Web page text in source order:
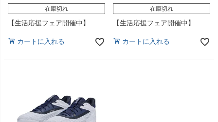
在庫切れ
【生活応援フェア開催中】
カートに入れる
在庫切れ
【生活応援フェア開催中】
カートに入れる